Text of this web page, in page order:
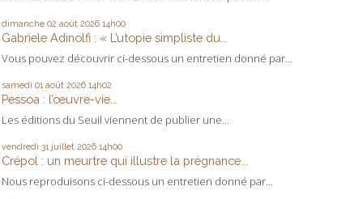
dimanche 02 août 2026 14h00
Gabriele Adinolfi : « L’utopie simpliste du...
Vous pouvez découvrir ci-dessous un entretien donné par...
samedi 01 août 2026 14h02
Pessoa : l’œuvre-vie...
Les éditions du Seuil viennent de publier une...
vendredi 31 juillet 2026 14h00
Crépol : un meurtre qui illustre la prégnance...
Nous reproduisons ci-dessous un entretien donné par...